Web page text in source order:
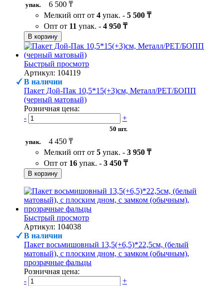
упак.
6 500 ₸
Мелкий опт от 4 упак. - 5 500 ₸
Опт от 11 упак. - 4 950 ₸
В корзину
Быстрый просмотр
Артикул: 104119
В наличии
Пакет Дой-Пак 10,5*15(+3)см, Металл/PET/БОПП
(черный матовый)
Розничная цена:
-
+
50 шт.
упак.
4 450 ₸
Мелкий опт от 5 упак. - 3 950 ₸
Опт от 16 упак. - 3 450 ₸
В корзину
Быстрый просмотр
Артикул: 104038
В наличии
Пакет восьмишовный 13,5(+6,5)*22,5см, (белый
матовый), с плоским дном, с замком (обычным),
прозрачные фальцы
Розничная цена:
-
+